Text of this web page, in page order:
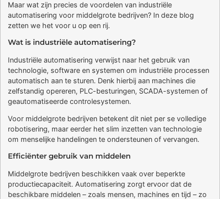
Maar wat zijn precies de voordelen van industriële
automatisering voor middelgrote bedrijven? In deze blog
zetten we het voor u op een rij.
Wat is industriële automatisering?
Industriële automatisering verwijst naar het gebruik van
technologie, software en systemen om industriële processen
automatisch aan te sturen. Denk hierbij aan machines die
zelfstandig opereren, PLC-besturingen, SCADA-systemen of
geautomatiseerde controlesystemen.
Voor middelgrote bedrijven betekent dit niet per se volledige
robotisering, maar eerder het slim inzetten van technologie
om menselijke handelingen te ondersteunen of vervangen.
Efficiënter gebruik van middelen
Middelgrote bedrijven beschikken vaak over beperkte
productiecapaciteit. Automatisering zorgt ervoor dat de
beschikbare middelen – zoals mensen, machines en tijd – zo